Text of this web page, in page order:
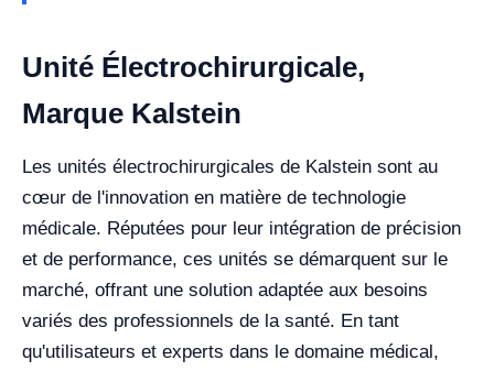
Unité Électrochirurgicale,
Marque Kalstein
Les unités électrochirurgicales de Kalstein sont au
cœur de l'innovation en matière de technologie
médicale. Réputées pour leur intégration de précision
et de performance, ces unités se démarquent sur le
marché, offrant une solution adaptée aux besoins
variés des professionnels de la santé. En tant
qu'utilisateurs et experts dans le domaine médical,